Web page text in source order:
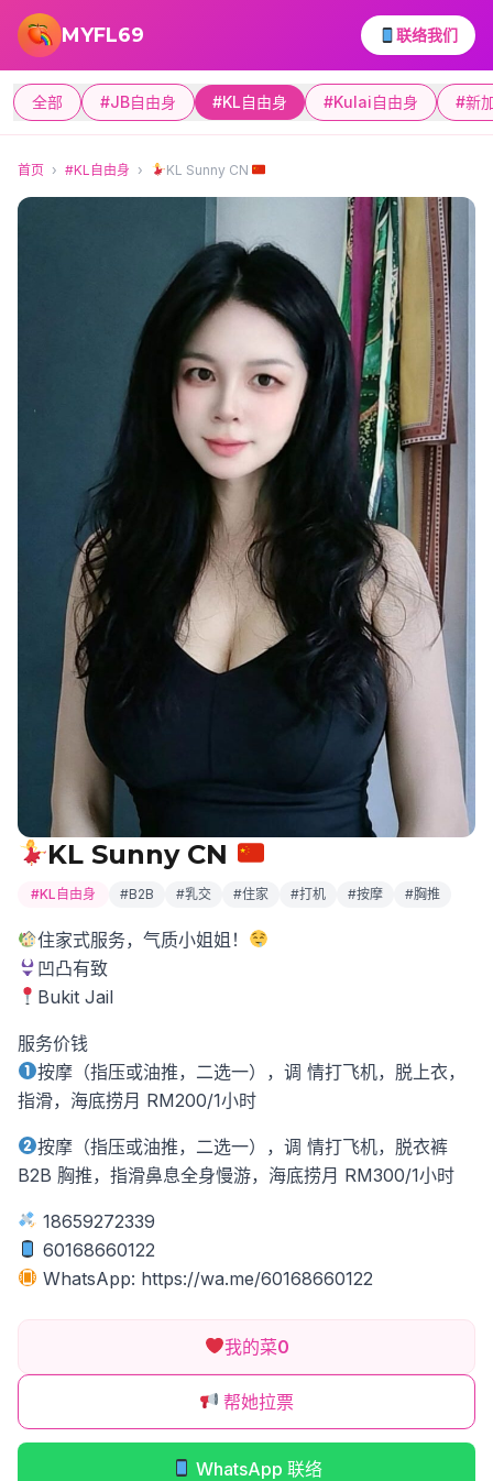
跳转到主要内容
MYFL69 联络我们
全部 #JB自由身 #KL自由身 #Kulai自由身 #新
首页 › #KL自由身 › KL Sunny CN
KL Sunny CN
#KL自由身 #B2B #乳交 #住家 #打机 #按摩 #胸推
住家式服务，气质小姐姐！
凹凸有致
Bukit Jail
服务价钱
按摩（指压或油推，二选一），调 情打飞机，脱上衣，
指滑，海底捞月 RM200/1小时
按摩（指压或油推，二选一），调 情打飞机，脱衣裤
B2B 胸推，指滑鼻息全身慢游，海底捞月 RM300/1小时
18659272339
60168660122
WhatsApp: https://wa.me/60168660122
我的菜0
帮她拉票
WhatsApp 联络